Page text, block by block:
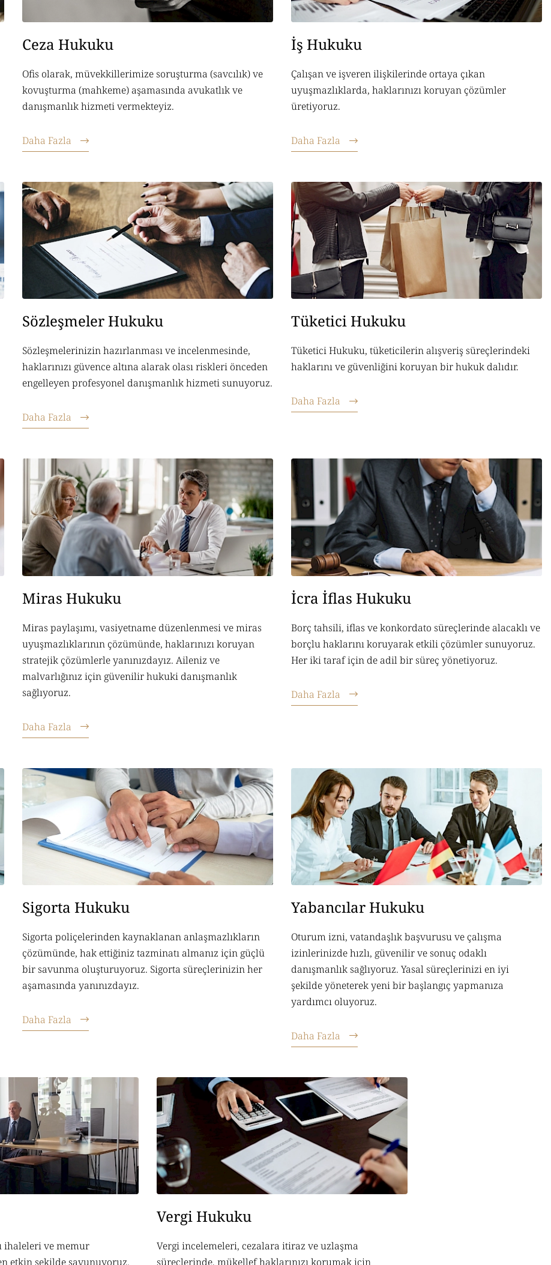
Ceza Hukuku
Ofis olarak, müvekkillerimize soruşturma (savcılık) ve
kovuşturma (mahkeme) aşamasında avukatlık ve
danışmanlık hizmeti vermekteyiz.
Daha Fazla
İş Hukuku
Çalışan ve işveren ilişkilerinde ortaya çıkan
uyuşmazlıklarda, haklarınızı koruyan çözümler
üretiyoruz.
Daha Fazla
Sözleşmeler Hukuku
Sözleşmelerinizin hazırlanması ve incelenmesinde,
haklarınızı güvence altına alarak olası riskleri önceden
engelleyen profesyonel danışmanlık hizmeti sunuyoruz.
Daha Fazla
Tüketici Hukuku
Tüketici Hukuku, tüketicilerin alışveriş süreçlerindeki
haklarını ve güvenliğini koruyan bir hukuk dalıdır.
Daha Fazla
Miras Hukuku
Miras paylaşımı, vasiyetname düzenlenmesi ve miras
uyuşmazlıklarının çözümünde, haklarınızı koruyan
stratejik çözümlerle yanınızdayız. Aileniz ve
malvarlığınız için güvenilir hukuki danışmanlık
sağlıyoruz.
Daha Fazla
İcra İflas Hukuku
Borç tahsili, iflas ve konkordato süreçlerinde alacaklı ve
borçlu haklarını koruyarak etkili çözümler sunuyoruz.
Her iki taraf için de adil bir süreç yönetiyoruz.
Daha Fazla
Sigorta Hukuku
Sigorta poliçelerinden kaynaklanan anlaşmazlıkların
çözümünde, hak ettiğiniz tazminatı almanız için güçlü
bir savunma oluşturuyoruz. Sigorta süreçlerinizin her
aşamasında yanınızdayız.
Daha Fazla
Yabancılar Hukuku
Oturum izni, vatandaşlık başvurusu ve çalışma
izinlerinizde hızlı, güvenilir ve sonuç odaklı
danışmanlık sağlıyoruz. Yasal süreçlerinizi en iyi
şekilde yöneterek yeni bir başlangıç yapmanıza
yardımcı oluyoruz.
Daha Fazla
ihaleleri ve memur
etkin şekilde savunuyoruz.
Vergi Hukuku
Vergi incelemeleri, cezalara itiraz ve uzlaşma
süreçlerinde, mükellef haklarınızı korumak için